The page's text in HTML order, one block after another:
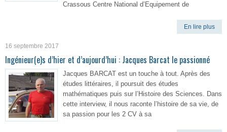
Crassous Centre National d’Equipement de
En lire plus
16 septembre 2017
Ingénieur(e)s d’hier et d’aujourd’hui : Jacques Barcat le passionné
Jacques BARCAT est un touche à tout. Après des
études littéraires, il poursuit des études
mathématiques puis sur l’Histoire des Sciences. Dans
cette interview, il nous raconte l’histoire de sa vie, de
sa passion pour les 2 CV à sa